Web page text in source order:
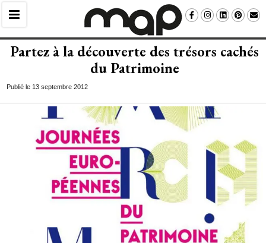
Partez à la découverte des trésors cachés
du Patrimoine
Publié le 13 septembre 2012